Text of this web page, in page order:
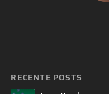
RECENTE POSTS